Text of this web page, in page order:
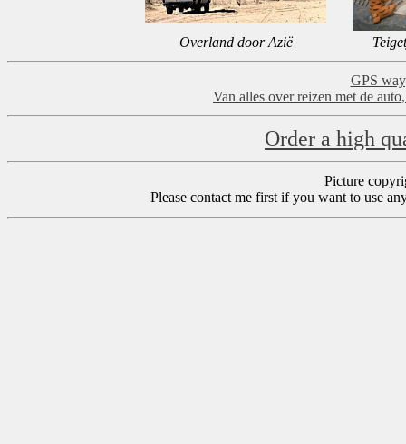
Overland door Azië
GPS
Van alles over reizen met de
Order a high
Picture
Please contact me first if you want to use